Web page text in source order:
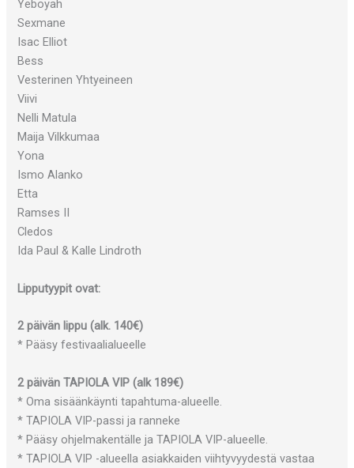
Yeboyah
Sexmane
Isac Elliot
Bess
Vesterinen Yhtyeineen
Viivi
Nelli Matula
Maija Vilkkumaa
Yona
Ismo Alanko
Etta
Ramses II
Cledos
Ida Paul & Kalle Lindroth
Lipputyypit ovat:
2 päivän lippu (alk. 140€)
* Pääsy festivaalialueelle
2 päivän TAPIOLA VIP (alk 189€)
* Oma sisäänkäynti tapahtuma-alueelle.
* TAPIOLA VIP-passi ja ranneke
* Pääsy ohjelmakentälle ja TAPIOLA VIP-alueelle.
* TAPIOLA VIP -alueella asiakkaiden viihtyvyydestä vastaa